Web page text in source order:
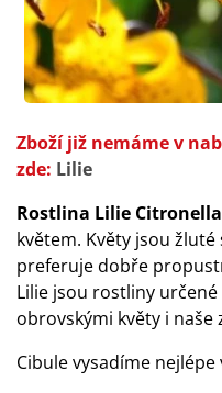
Zboží již nemáme v
zde: Lilie
Rostlina Lilie Citronella
květem. Květy jsou
preferuje dobře
Lilie jsou rostliny
obrovskými květy i naše
Cibule vysadíme